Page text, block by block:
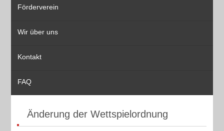
Förderverein
Wir über uns
Kontakt
FAQ
Änderung der Wettspielordnung